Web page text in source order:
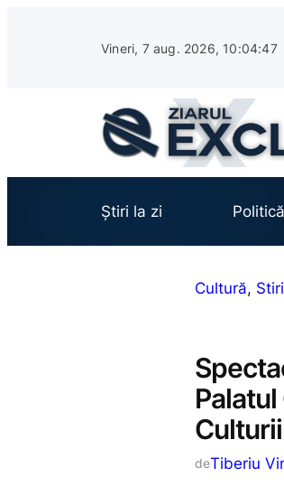
Vineri, 7 aug. 2026, 10:04:49
Știri la zi Politică
Cultură,
deTiberiu